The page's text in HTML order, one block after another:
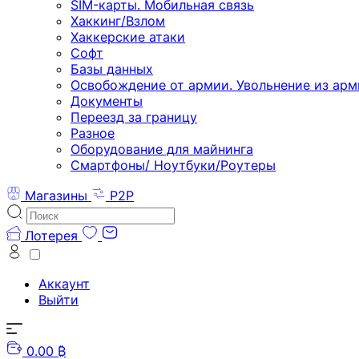
SIM-карты. Мобильная связь
Хаккинг/Взлом
Хаккерские атаки
Софт
Базы данных
Освобождение от армии. Увольнение из
Документы
Переезд за границу
Разное
Оборудование для майнинга
Смартфоны/ Ноутбуки/Роутеры
Магазины
P2P
Лотерея
Аккаунт
Выйти
0.00 ₿